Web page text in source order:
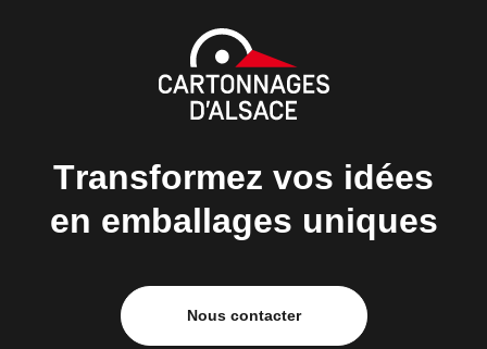
Transformez vos idées
en emballages uniques
Nous contacter